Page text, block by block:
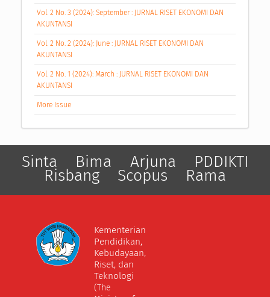
Vol. 2 No. 3 (2024): September : JURNAL RISET EKONOMI DAN
AKUNTANSI
Vol. 2 No. 2 (2024): June : JURNAL RISET EKONOMI DAN
AKUNTANSI
Vol. 2 No. 1 (2024): March : JURNAL RISET EKONOMI DAN
AKUNTANSI
More Issue
Sinta Bima Arjuna PDDIKTI
Risbang Scopus Rama
Kementerian
Pendidikan,
Kebudayaan,
Riset, dan
Teknologi
(The